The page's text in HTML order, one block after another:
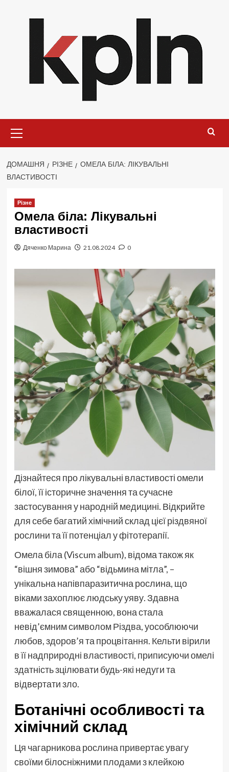
меню
ДОМАШНЯ РІЗНЕ
ОМЕЛА БІЛА: ЛІКУВАЛЬНІ
ВЛАСТИВОСТІ
Різне
Омела біла: Лікувальні
властивості
Дяченко Марина 21.08.2024 0
Дізнайтеся про лікувальні властивості омели
білої, її історичне значення та сучасне
застосування у народній медицині. Відкрийте
для себе багатий хімічний склад цієї різдвяної
рослини та її потенціал у фітотерапії.
Омела біла (Viscum album), відома також як
“вішня зимова” або “відьмина мітла”, –
унікальна напівпаразитична рослина, що
віками захоплює людську уяву. Здавна
вважалася священною, вона стала
невід’ємним символом Різдва, уособлюючи
любов, здоров’я та процвітання. Кельти вірили
в її надприродні властивості, приписуючи омелі
здатність зцілювати будь-які недуги та
відвертати зло.
Ботанічні особливості та
хімічний склад
Ця чагарникова рослина привертає увагу
своїми білосніжними плодами з клейкою